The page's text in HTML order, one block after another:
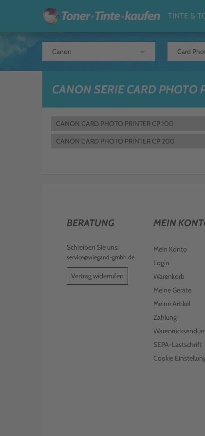
TINTE &
CANON SERIE CARD PHOTO
CANON CARD PHOTO PRINTER CP 100
CANON CARD PHOTO PRINTER CP 200
BERATUNG
Schreiben Sie uns:
service@wiegand-gmbh.de
Vertrag widerrufen
MEIN
Mein Konto
Login
Warenkorb
Meine Geräte
Meine Artikel
Zahlung
SEPA-Lastschrift
Cookie